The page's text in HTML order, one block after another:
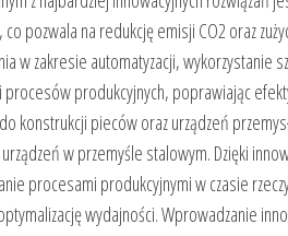
co pozwala na redukcję emisji CO2 oraz
w zakresie automatyzacji, wykorzystanie
procesów produkcyjnych, poprawiając
konstrukcji pieców oraz urządzeń
w przemyśle stalowym. Dzięki
procesami produkcyjnymi w czasie
wydajności. Wprowadzanie